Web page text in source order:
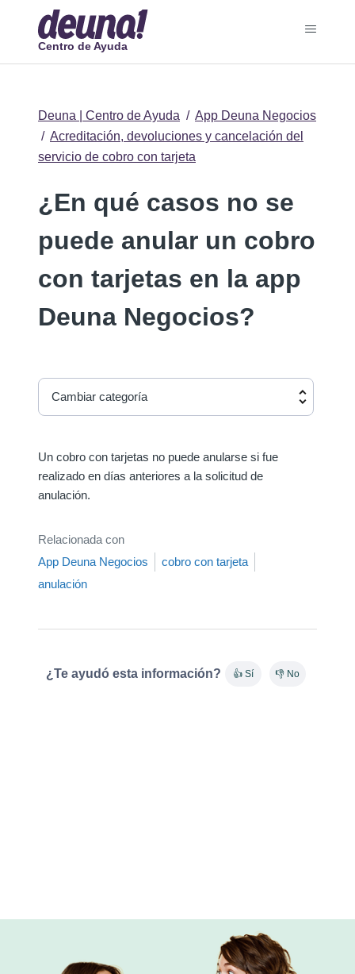
Centro de Ayuda
Deuna | Centro de Ayuda
App Deuna Negocios
Acreditación, devoluciones y cancelación del
servicio de cobro con tarjeta
¿En qué casos no se
puede anular un cobro
con tarjetas en la app
Deuna Negocios?
Cambiar categoría
Un cobro con tarjetas no puede anularse si fue
realizado en días anteriores a la solicitud de
anulación.
Relacionada con
App Deuna Negocios
cobro con tarjeta
anulación
¿Te ayudó esta información? 👍 Sí 👎 No